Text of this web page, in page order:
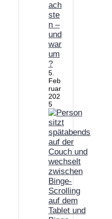
ach
ste
n –
und
war
um
?
5.
Feb
ruar
202
5